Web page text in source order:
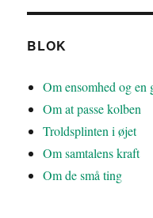
BLOK
Om ensomhed og en
Om at passe kolben
Troldsplinten i øjet
Om samtalens kraft
Om de små ting